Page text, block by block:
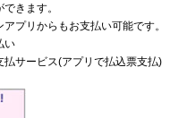
きます。
プリからもお支払い可能です。
い
払サービス(アプリで払込票支払)